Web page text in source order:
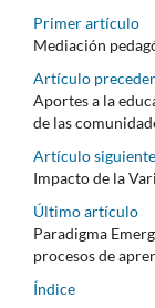
Primer artículo
Mediación
Artículo
Aportes a la
de las
Artículo siguiente
Impacto de la
Último artículo
Paradigma
procesos de
Índice